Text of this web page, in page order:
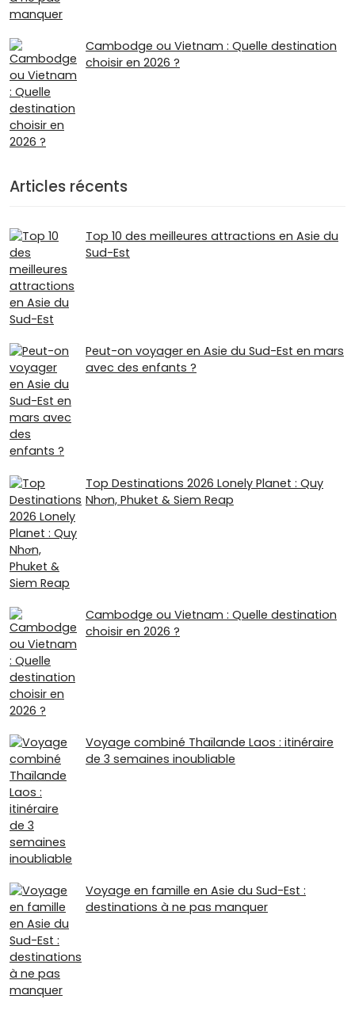
Cambodge ou Vietnam : Quelle destination
choisir en 2026 ?
Articles récents
Top 10 des meilleures attractions en Asie du
Sud-Est
Peut-on voyager en Asie du Sud-Est en mars
avec des enfants ?
Top Destinations 2026 Lonely Planet : Quy
Nhơn, Phuket & Siem Reap
Cambodge ou Vietnam : Quelle destination
choisir en 2026 ?
Voyage combiné Thaïlande Laos : itinéraire
de 3 semaines inoubliable
Voyage en famille en Asie du Sud-Est :
destinations à ne pas manquer